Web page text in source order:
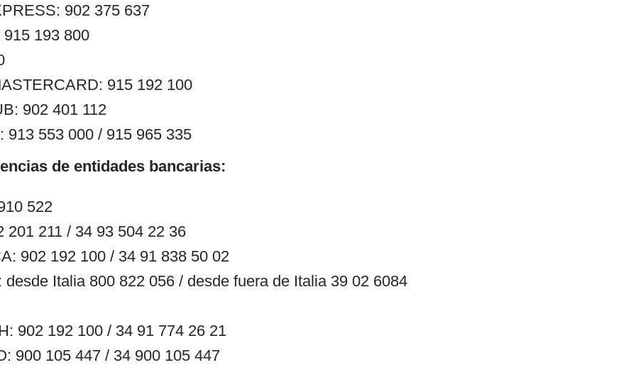
902 375 637
193 800
915 192 100
902 401 112
913 553 000 / 915 965 335
de entidades bancarias:
522
201 211 / 34 93 504 22 36
902 192 100 / 34 91 838 50 02
Italia 800 822 056 / desde fuera de Italia 39 02 6084
902 192 100 / 34 91 774 26 21
900 105 447 / 34 900 105 447